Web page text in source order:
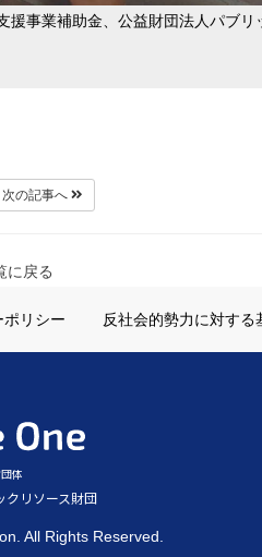
事業補助金、公益財団法人パブ
次の記事へ
に戻る
ポリシー 反社会的勢力に対する
体
クリソース財団
All Rights Reserved.